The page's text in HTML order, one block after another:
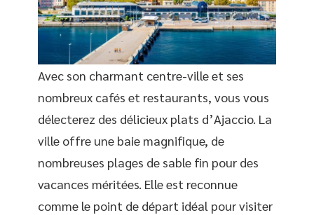
Avec son charmant centre-ville et ses
nombreux cafés et restaurants, vous vous
délecterez des délicieux plats d’Ajaccio. La
ville offre une baie magnifique, de
nombreuses plages de sable fin pour des
vacances méritées. Elle est reconnue
comme le point de départ idéal pour visiter